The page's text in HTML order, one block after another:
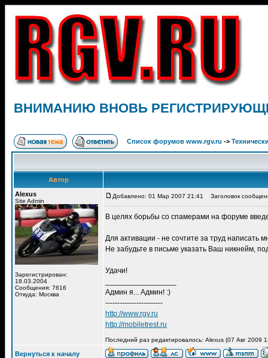
ВНИМАНИЮ ВНОВЬ
Список форумов www.rgv.ru ->
Автор
Alexus
Site Admin
Зарегистрирован:
18.03.2004
Сообщения: 7616
Откуда: Москва
Добавлено: 01 Мар 2007 21:41 Заголовок
В целях борьбы со спамерами на форуме
Для активации - не сочтите за труд написать
Не забудьте в письме указать Ваш никнейм,
Удачи!
Админ я... Админ! :)
------------------------
http://www.rgv.ru
http://mobiletrest.ru
Последний раз редактировалось: Alexus (07 Авг 2009
Вернуться к началу